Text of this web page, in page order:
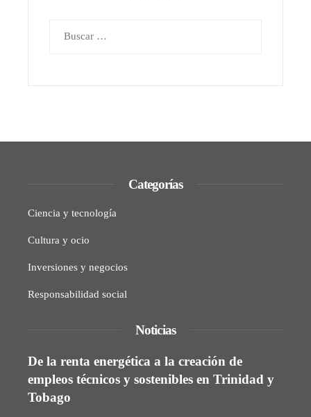
Categorías
Ciencia y tecnología
Cultura y ocio
Inversiones y negocios
Responsabilidad social
Noticias
De la renta energética a la creación de
empleos técnicos y sostenibles en Trinidad y
Tobago